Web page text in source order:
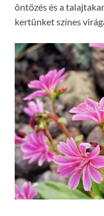
öntözés és a
kertünket színes